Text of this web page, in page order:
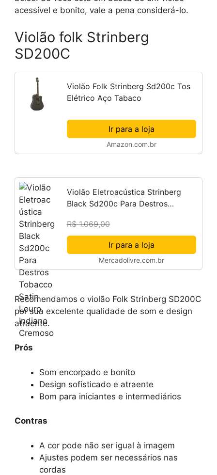
acessível e bonito, vale a pena considerá-lo.
Violão folk Strinberg
SD200C
Violão Folk Strinberg Sd200c Tos
Elétrico Aço Tabaco
Ir para a loja
Amazon.com.br
Violão Eletroacústica Strinberg
Black Sd200c Para Destros
Cremoso
R$ 1.069,00
Ir para a loja
Mercadolivre.com.br
Recomendamos o violão Folk Strinberg SD200C
por sua excelente qualidade de som e design
atraente.
Prós
Som encorpado e bonito
Design sofisticado e atraente
Bom para iniciantes e intermediários
Contras
A cor pode não ser igual à imagem
Ajustes podem ser necessários nas
cordas